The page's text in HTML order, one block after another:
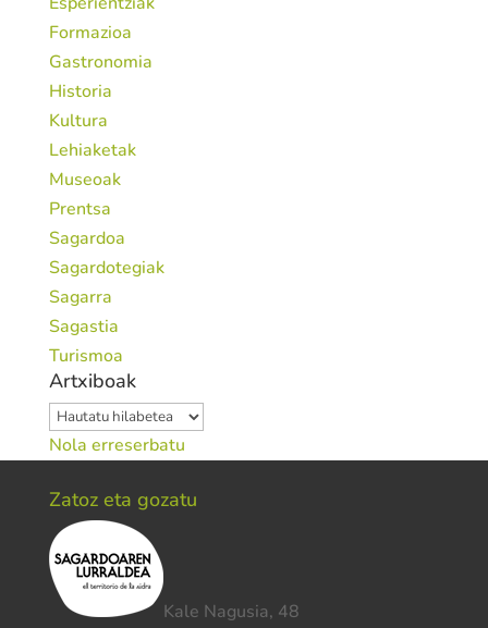
Formazioa
Gastronomia
Historia
Kultura
Lehiaketak
Museoak
Prentsa
Sagardoa
Sagardotegiak
Sagarra
Sagastia
Turismoa
Artxiboak
Artxiboak
Nola erreserbatu
Zatoz eta gozatu
Kale Nagusia, 48